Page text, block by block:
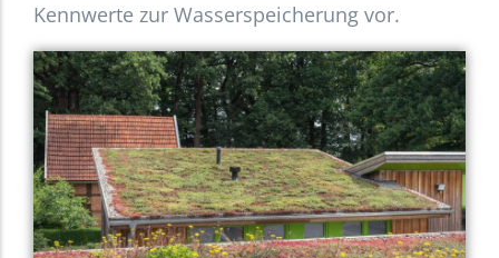
Kennwerte zur Wasserspeicherung vor.